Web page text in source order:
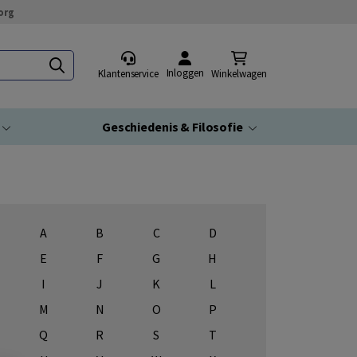
Klantenservice Inloggen Winkelwagen
Geschiedenis & Filosofie
A B C
D
E
F G
H
I
J K
L
M
N O
P
Q
R S
T